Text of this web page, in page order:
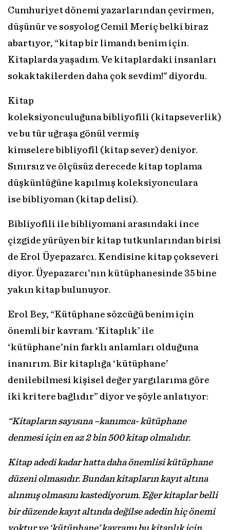
Cumhuriyet dönemi yazarlarından çevirmen,
düşünür ve sosyolog Cemil Meriç belki biraz
abartıyor, “kitap bir limandı benim için.
Kitaplarda yaşadım. Ve kitaplardaki insanları
sokaktakilerden daha çok sevdim!" diyordu.
Kitap
koleksiyonculuğuna bibliyofili (kitapseverlik)
ve bu tür uğ­raşa gönül vermiş
kimselere bibliyofil (kitap sever) deniyor.
Sınır­sız ve ölçüsüz derecede kitap toplama
düşkünlüğüne kapılmış koleksiyonculara
ise bibliyoman (kitap delisi).
Bibliyofili ile bibliyomani arasındaki ince
çizgide yürüyen bir kitap tutkunlarından birisi
de Erol Üyepazarcı. Kendisine kitap çokseveri
diyor. Üyepazarcı’nın kütüphanesinde 35 bine
yakın kitap bulunuyor.
Erol Bey, “Kütüphane sözcüğü benim için
önemli bir kavram. ‘Kitaplık’ ile
‘kütüphane’nin farklı anlamları olduğuna
inanırım. Bir kitaplığa ‘kütüphane’
denilebilmesi kişisel değer yargılarıma göre
iki kritere bağlıdır” diyor ve şöyle anlatıyor:
“Kitapların sayısına –kanımca- kütüphane
denmesi için en az 2 bin 500 kitap olmalıdır.
Kitap adedi kadar hatta daha önemlisi kütüphane
düzeni olmasıdır. Bundan kitapların kayıt altına
alınmış olmasını kastediyorum. Eğer kitaplar belli
bir düzende kayıt altında değilse adedin hiç önemi